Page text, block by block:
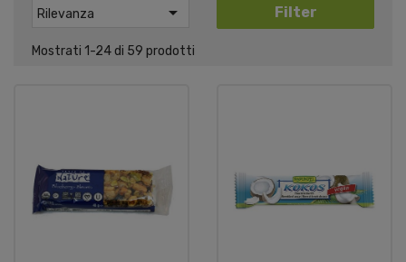
Rilevanza  Filter
Mostrati 1-24 di 59 prodotti